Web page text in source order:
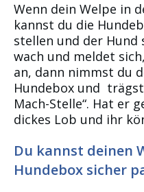
Wenn dein Welpe in
kannst du die
stellen und der
wach und meldet
an, dann nimmst du
Hundebox und
Mach-Stelle“. Hat er
dickes Lob und ihr
Du kannst deinen
Hundebox sicher